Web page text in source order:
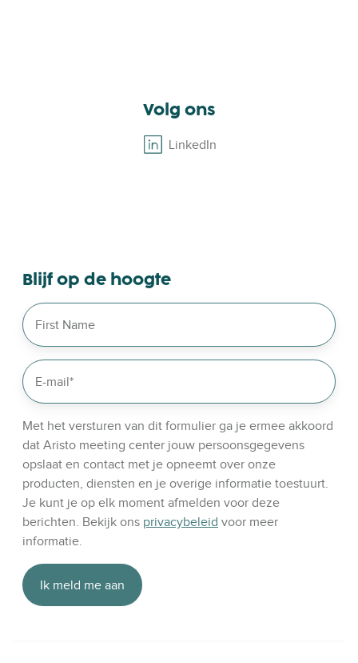
Volg ons
LinkedIn
B
r
i
n
e
d
i
n
Blijf op de hoogte
Met het versturen van dit formulier ga je ermee akkoord
dat Aristo meeting center jouw persoonsgegevens
opslaat en contact met je opneemt over onze
producten, diensten en je overige informatie toestuurt.
Je kunt je op elk moment afmelden voor deze
berichten. Bekijk ons privacybeleid voor meer
informatie.